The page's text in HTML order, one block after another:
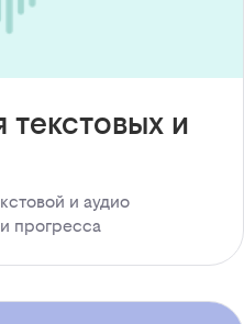
текстовых и
и аудио
прогресса